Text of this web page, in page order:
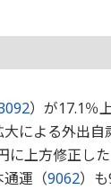
）が17.1％
による外出
に上方修正し
通運（9062）